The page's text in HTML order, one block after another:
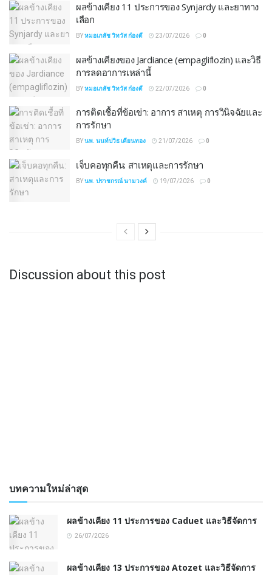
ผลข้างเคียง 11 ประการของ Synjardy และยาทาง
เลือก
BYหมอเภสัช วิทวัส ก๋องดี 23/07/2026 0
ผลข้างเคียงของ Jardiance (empagliflozin) และวิธี
การลดอาการเหล่านี้
BYหมอเภสัช วิทวัส ก๋องดี 22/07/2026 0
การติดเชื้อที่ข้อเข่า: อาการ สาเหตุ การวินิจฉัยและ
การรักษา
BYนพ. นนท์ปวิธ เคียนทอง 21/07/2026 0
เจ็บคอทุกคืน: สาเหตุและการรักษา
BYนพ. ปราชกรณ์ นามวงค์ 19/07/2026 0
Discussion about this post
บทความใหม่ล่าสุด
ผลข้างเคียง 11 ประการของ Caduet และวิธีจัดการ
26/07/2026
ผลข้างเคียง 13 ประการของ Atozet และวิธีจัดการ